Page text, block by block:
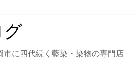
グ
に四代続く藍染・染物の専門店